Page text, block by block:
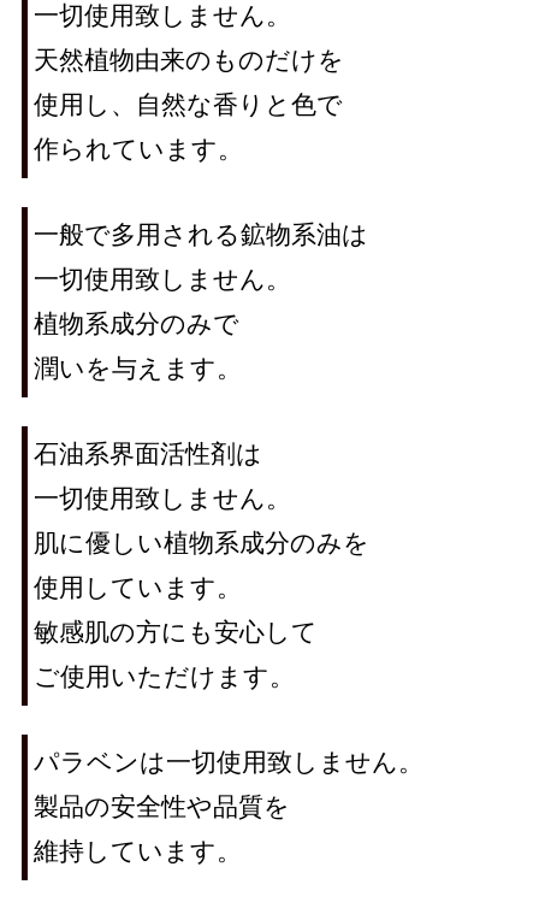
一切使用致しません。
天然植物由来のものだけを
使用し、自然な香りと色で
作られています。
一般で多用される鉱物系油は
一切使用致しません。
植物系成分のみで
潤いを与えます。
石油系界面活性剤は
一切使用致しません。
肌に優しい植物系成分のみを
使用しています。
敏感肌の方にも安心して
ご使用いただけます。
パラベンは一切使用致しません。
製品の安全性や品質を
維持しています。